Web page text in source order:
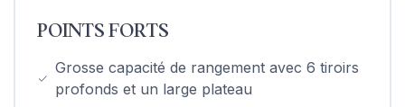
POINTS FORTS
Grosse capacité de rangement avec 6 tiroirs
profonds et un large plateau